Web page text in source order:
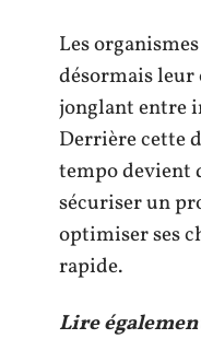
Les
désormais leur
jonglant entre
Derrière cette
tempo devient
sécuriser un
optimiser ses
rapide.
Lire